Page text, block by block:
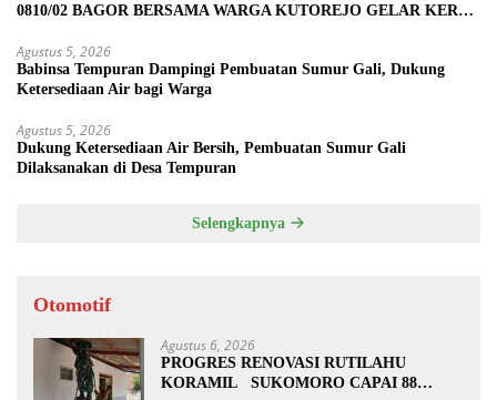
0810/02 BAGOR BERSAMA WARGA KUTOREJO GELAR KERJA
Agustus 5, 2026
Babinsa Tempuran Dampingi Pembuatan Sumur Gali, Dukung
Ketersediaan Air bagi Warga
Agustus 5, 2026
Dukung Ketersediaan Air Bersih, Pembuatan Sumur Gali
Dilaksanakan di Desa Tempuran
Selengkapnya
Otomotif
Agustus 6, 2026
PROGRES RENOVASI RUTILAHU
KORAMIL SUKOMORO CAPAI 88